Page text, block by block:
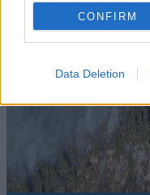
CONFIRM
Data Deletion